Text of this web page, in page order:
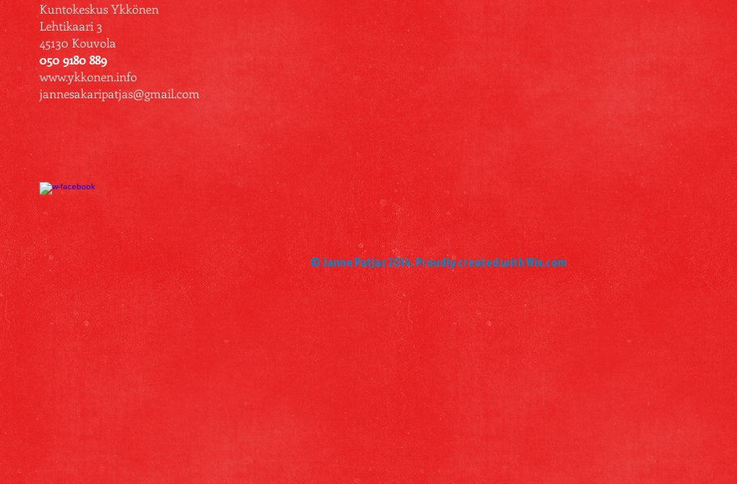
Kuntokeskus Ykkönen
Lehtikaari 3
45130 Kouvola
050 9180 889
www.ykkonen.info
jannesakaripatjas@gmail.com
© Janne Patjas 2014. Proudly created with Wix.com